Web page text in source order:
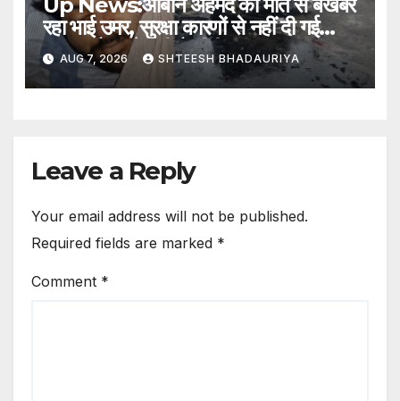
रहा भाई उमर, सुरक्षा कारणों से नहीं दी गई
सूचना; बैरक में नहीं है टीवी – Umar
Remained Unaware Of His
Brother Aban Ahmed Death
Reasons
AUG 7, 2026 SHTEESH BHADAURIYA
Leave a Reply
Your email address will not be published.
Required fields are marked *
Comment *